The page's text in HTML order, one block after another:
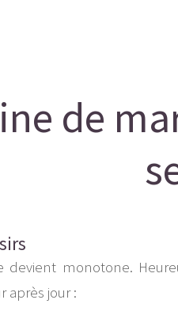
de
devient monotone.
après jour :